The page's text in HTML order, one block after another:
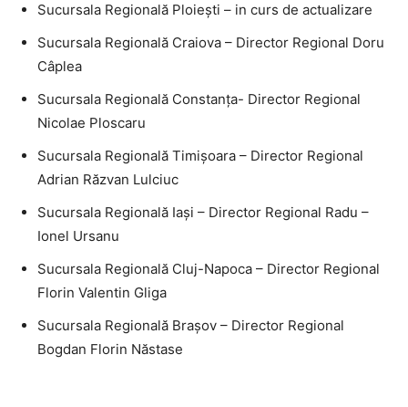
Sucursala Regională Ploieşti – in curs de actualizare
Sucursala Regională Craiova – Director Regional Doru
Câplea
Sucursala Regională Constanţa- Director Regional
Nicolae Ploscaru
Sucursala Regională Timişoara – Director Regional
Adrian Răzvan Lulciuc
Sucursala Regională Iaşi – Director Regional Radu –
Ionel Ursanu
Sucursala Regională Cluj-Napoca – Director Regional
Florin Valentin Gliga
Sucursala Regională Braşov – Director Regional
Bogdan Florin Năstase